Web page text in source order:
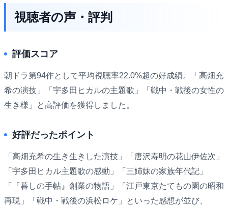
視聴者の声・評判
評価スコア
朝ドラ第94作として平均視聴率22.0%超の好成績。「高畑充
希の演技」「宇多田ヒカルの主題歌」「戦中・戦後の女性の
生き様」と高評価を獲得しました。
好評だったポイント
「高畑充希の生き生きした演技」「唐沢寿明の花山伊佐次」
「宇多田ヒカル主題歌の感動」「三姉妹の家族年代記」
「『暮しの手帖』創業の物語」「江戸東京たてもの園の昭和
再現」「戦中・戦後の浜松ロケ」といった感想が並び、